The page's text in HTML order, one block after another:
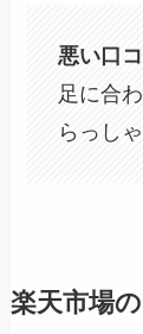
悪い口
足に合
らっし
楽天市場